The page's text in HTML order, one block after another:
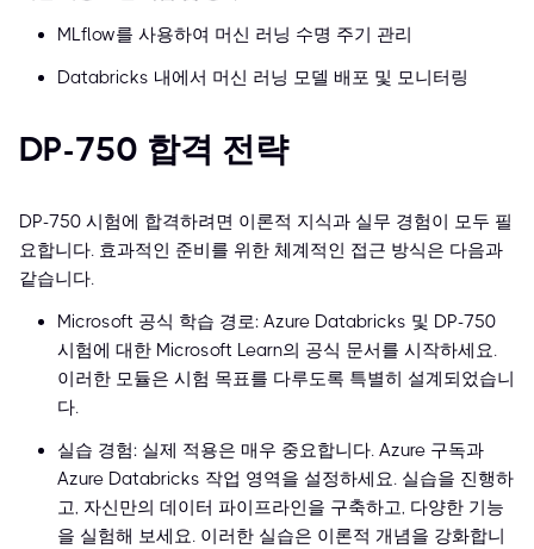
MLflow를 사용하여 머신 러닝 수명 주기 관리
Databricks 내에서 머신 러닝 모델 배포 및 모니터링
DP-750 합격 전략
DP-750 시험에 합격하려면 이론적 지식과 실무 경험이 모두 필
요합니다. 효과적인 준비를 위한 체계적인 접근 방식은 다음과
같습니다.
Microsoft 공식 학습 경로: Azure Databricks 및 DP-750
시험에 대한 Microsoft Learn의 공식 문서를 시작하세요.
이러한 모듈은 시험 목표를 다루도록 특별히 설계되었습니
다.
실습 경험: 실제 적용은 매우 중요합니다. Azure 구독과
Azure Databricks 작업 영역을 설정하세요. 실습을 진행하
고, 자신만의 데이터 파이프라인을 구축하고, 다양한 기능
을 실험해 보세요. 이러한 실습은 이론적 개념을 강화합니